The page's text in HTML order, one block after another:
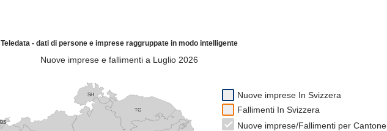
Teledata - dati di persone e imprese raggruppate in modo intelligente
Nuove imprese e fallimenti a Luglio 2026
BS
SH
TG
Nuove imprese In Svizzera
Fallimenti In Svizzera
Nuove imprese/Fallimenti per Cantone